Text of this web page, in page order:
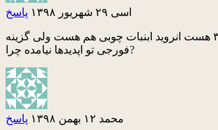
اسی ۲۹ شهریور ۱۳۹۸ پاسخ
گوشی من ال جی ۳ هست انروید ابنبات چوبی هم هست ولی گزینه
فورجی تو اپدیدها نیامده چرا?
محمد ۱۲ بهمن ۱۳۹۸ پاسخ